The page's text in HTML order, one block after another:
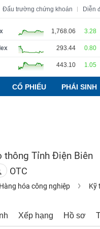
Đấu trường chứng khoán Diễn
1,768.06 3.28
293.44 0.80
443.10 1.05
CỔ PHIẾU PHÁI SINH
thông Tỉnh Điện Biên
OTC
Hàng hóa công nghiệp Kỹ
Xếp hạng Hồ sơ
Lãnh đạo